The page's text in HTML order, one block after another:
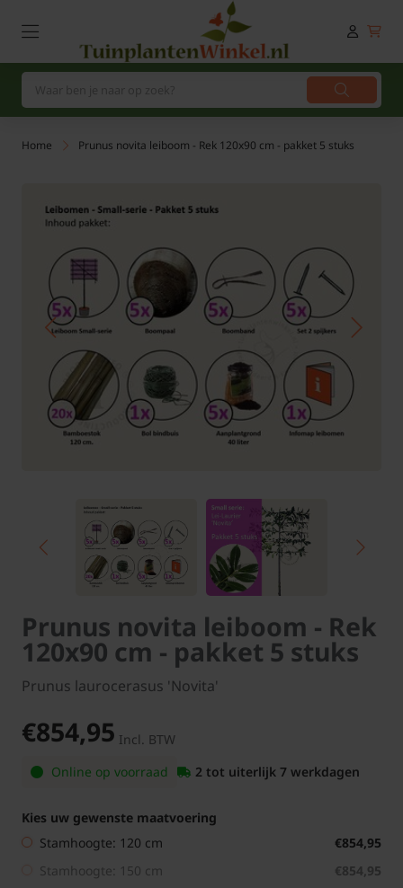
Home Prunus novita leiboom - Rek 120x90 cm - pakket 5 stuks
Prunus novita leiboom - Rek
120x90 cm - pakket 5 stuks
Prunus laurocerasus 'Novita'
€854,95 Incl. BTW
Online op voorraad
2 tot uiterlijk 7 werkdagen
Kies uw gewenste maatvoering
Stamhoogte: 120 cm
€854,95
Stamhoogte: 150 cm
€854,95